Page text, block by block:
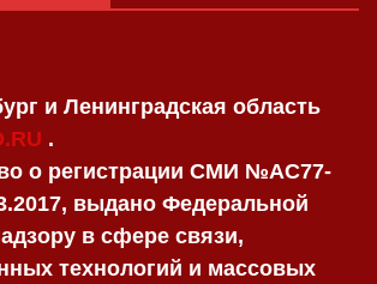
и Ленинградская область
.
о регистрации СМИ №AC77-
выдано Федеральной
в сфере связи,
технологий и массовых